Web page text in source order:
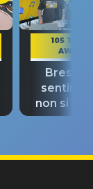
105 TAKE
AWAY
Bresh:
non si
fino alla